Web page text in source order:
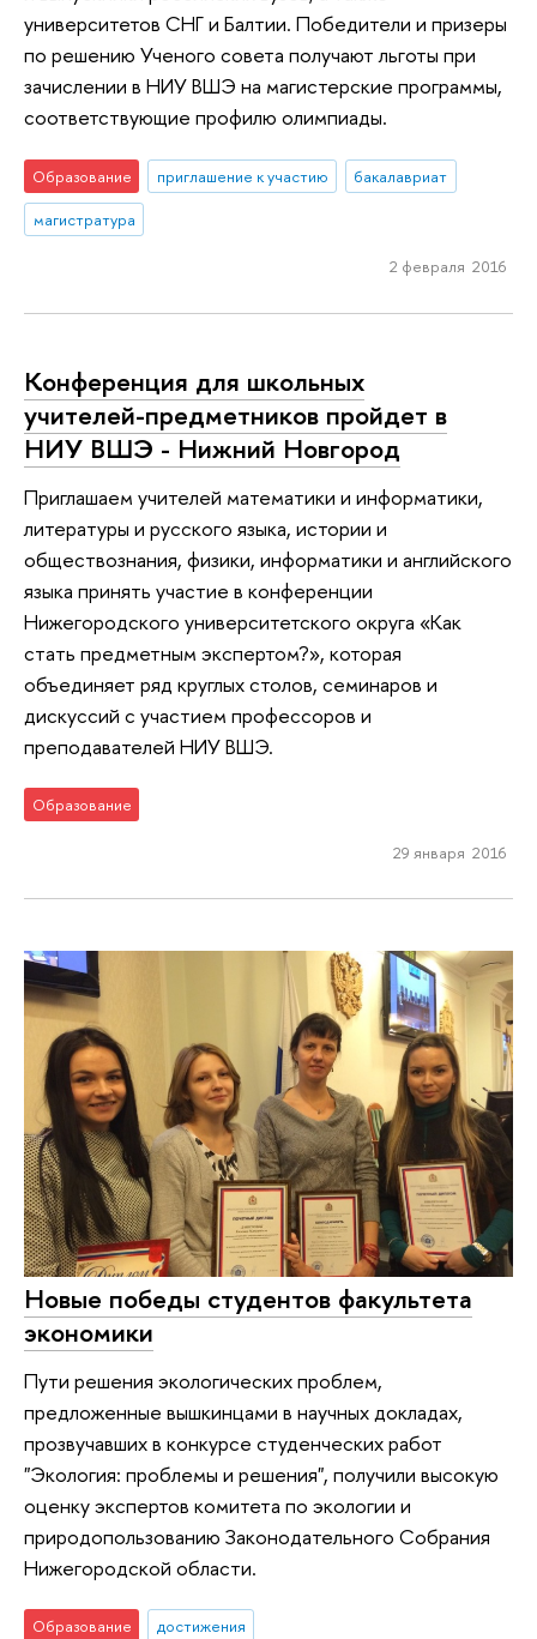
университетов СНГ и Балтии. Победители и призеры
по решению Ученого совета получают льготы при
зачислении в НИУ ВШЭ на магистерские программы,
соответствующие профилю олимпиады.
Образование приглашение к участию
бакалавриат
магистратура
2 февраля 2016
Конференция для школьных
учителей-предметников пройдет в
НИУ ВШЭ - Нижний Новгород
Приглашаем учителей математики и информатики,
литературы и русского языка, истории и
обществознания, физики, информатики и английского
языка принять участие в конференции
Нижегородского университетского округа «Как
стать предметным экспертом?», которая
объединяет ряд круглых столов, семинаров и
дискуссий с участием профессоров и
преподавателей НИУ ВШЭ.
Образование
29 января 2016
Новые победы студентов факультета
экономики
Пути решения экологических проблем,
предложенные вышкинцами в научных докладах,
прозвучавших в конкурсе студенческих работ
"Экология: проблемы и решения", получили высокую
оценку экспертов комитета по экологии и
природопользованию Законодательного Собрания
Нижегородской области.
Образование достижения